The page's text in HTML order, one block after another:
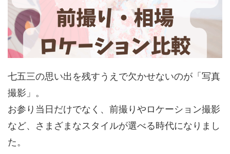
七五三の思い出を残すうえで欠かせないのが「写真
撮影」。
お参り当日だけでなく、前撮りやロケーション撮影
など、さまざまなスタイルが選べる時代になりまし
た。